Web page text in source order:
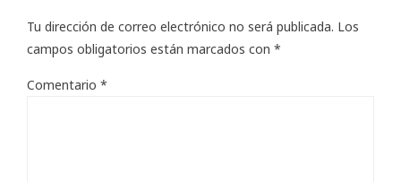
Tu dirección de correo electrónico no será publicada. Los
campos obligatorios están marcados con *
Comentario *